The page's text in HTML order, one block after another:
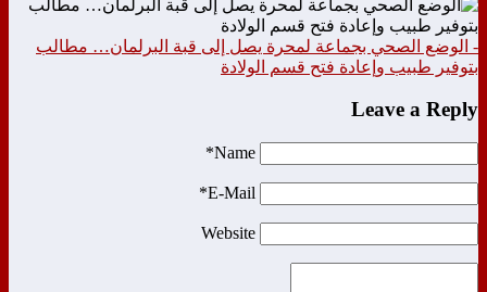
- الوضع الصحي بجماعة لمحرة يصل إلى قبة البرلمان… مطالب
بتوفير طبيب وإعادة فتح قسم الولادة
Leave a Reply
Name*
E-Mail*
Website